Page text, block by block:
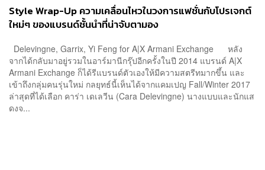
Style Wrap-Up ความเคลื่อนไหวในวงการแฟชั่นกับโปรเจกต์
ใหม่ๆ ของแบรนด์ชั้นนำที่น่าจับตามอง
Delevingne, Garrix, Yi Feng for A|X Armani Exchange หลัง
จากได้กลับมาอยู่รวมในอาร์มานีกรุ๊ปอีกครั้งในปี 2014 แบรนด์ A|X
Armani Exchange ก็ได้รีแบรนด์ตัวเองให้มีความสตรีทมากขึ้น และ
เข้าถึงกลุ่มคนรุ่นใหม่ กลยุทธ์นี้เห็นได้จากแคมเปญ Fall/Winter 2017
ล่าสุดที่ได้เลือก คาร่า เดเลวีน (Cara Delevingne) นางแบบและนักแส
ดงจ...